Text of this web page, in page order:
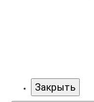
Закрыть